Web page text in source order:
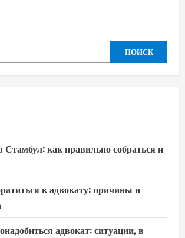
ПОИСК
Стамбул: как правильно собраться и
к адвокату: причины и
адвокат: ситуации, в